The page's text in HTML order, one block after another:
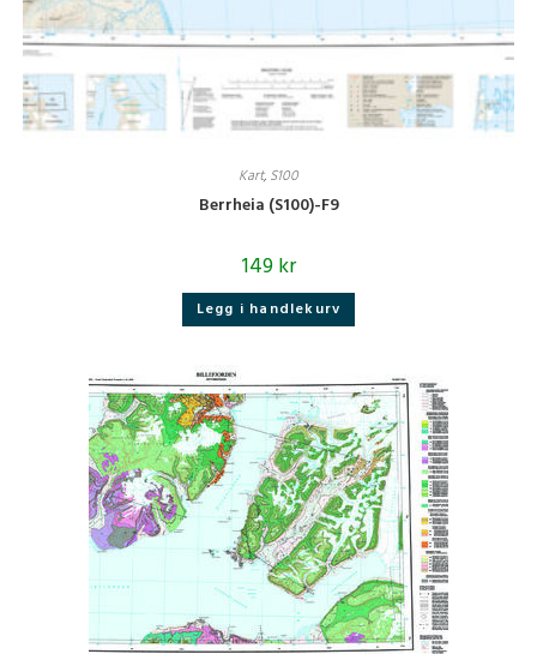
Kart, S100
Berrheia (S100)-F9
149kr
Legg i handlekurv